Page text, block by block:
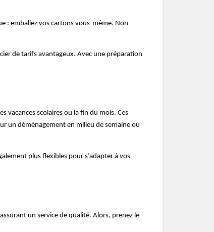
: emballez vos cartons vous-même. Non
de tarifs avantageux. Avec une préparation
vacances scolaires ou la fin du mois. Ces
un déménagement en milieu de semaine ou
plus flexibles pour s’adapter à vos
un service de qualité. Alors, prenez le